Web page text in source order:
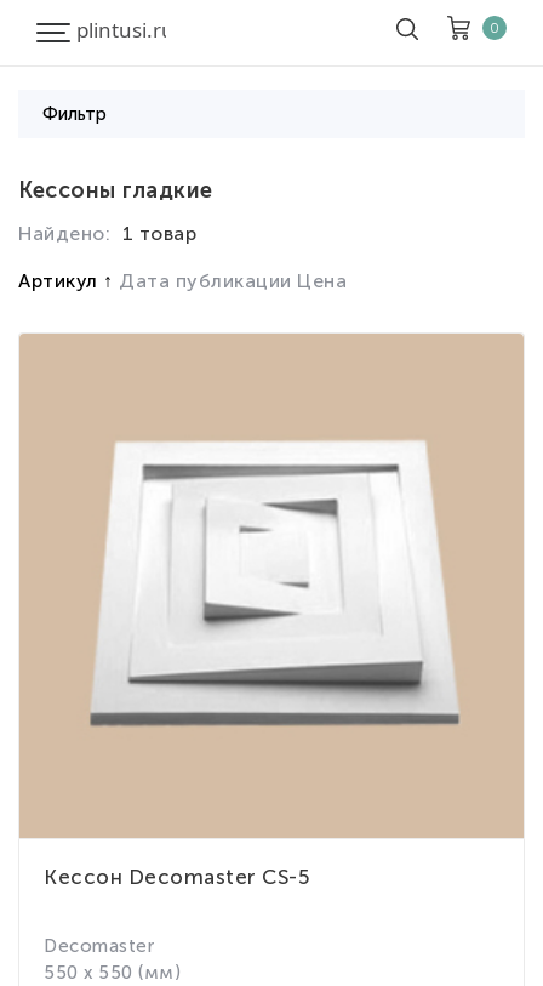
Итого к оплате
0
Фильтр
Кессоны гладкие
Найдено: 1 товар
Артикул Дата публикации Цена
Кессон Decomaster CS-5
Decomaster
550 x 550 (мм)